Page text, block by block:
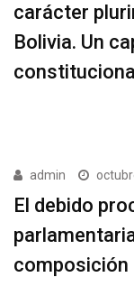
carácter
Bolivia. Un
admin
El debido
composición